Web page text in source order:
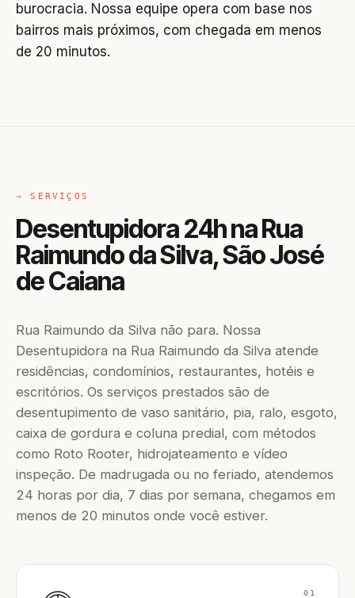
burocracia. Nossa equipe opera com base nos
bairros mais próximos, com chegada em menos
de 20 minutos.
→ SERVIÇOS
Desentupidora 24h na Rua
Raimundo da Silva, São José
de Caiana
Rua Raimundo da Silva não para. Nossa
Desentupidora na Rua Raimundo da Silva atende
residências, condomínios, restaurantes, hotéis e
escritórios. Os serviços prestados são de
desentupimento de vaso sanitário, pia, ralo, esgoto,
caixa de gordura e coluna predial, com métodos
como Roto Rooter, hidrojateamento e vídeo
inspeção. De madrugada ou no feriado, atendemos
24 horas por dia, 7 dias por semana, chegamos em
menos de 20 minutos onde você estiver.
01